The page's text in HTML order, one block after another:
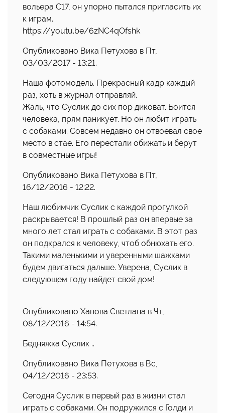
вольера С17, он упорно пытался пригласить их
к играм.
https://youtu.be/6zNC4qOfshk
Опубликовано Вика Петухова в Пт,
03/03/2017 - 13:21.
Наша фотомодель. Прекрасный кадр каждый
раз, хоть в журнал отправляй.
Жаль, что Суслик до сих пор диковат. Боится
человека, прям паникует. Но он любит играть
с собаками. Совсем недавно он отвоевал свое
место в стае. Его перестали обижать и берут
в совместные игры!
Опубликовано Вика Петухова в Пт,
16/12/2016 - 12:22.
Наш любимчик Суслик с каждой прогулкой
раскрывается! В прошлый раз он впервые за
много лет стал играть с собаками. В этот раз
он подкрался к человеку, чтоб обнюхать его.
Такими маленькими и уверенными шажками
будем двигаться дальше. Уверена, Суслик в
следующем году найдет свой дом!
Опубликовано Ханова Светлана в Чт,
08/12/2016 - 14:54.
Бедняжка Суслик ..
Опубликовано Вика Петухова в Вс,
04/12/2016 - 23:53.
Сегодня Суслик в первый раз в жизни стал
играть с собаками. Он подружился с Голди и